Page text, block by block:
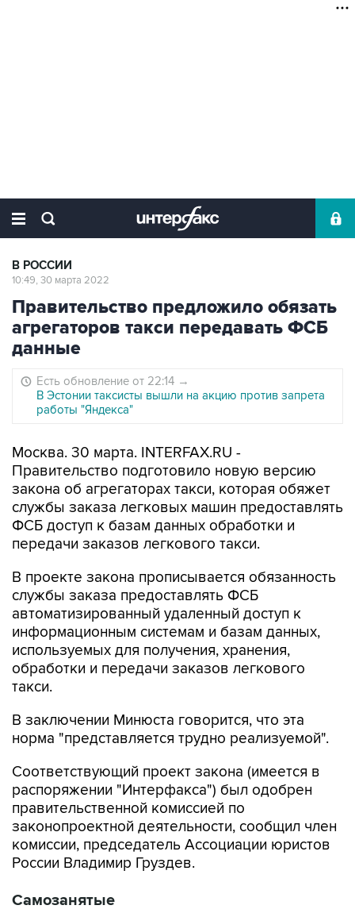
В РОССИИ
10:49, 30 марта 2022
Правительство предложило обязать
агрегаторов такси передавать ФСБ
данные
Есть обновление от 22:14 →
В Эстонии таксисты вышли на акцию против запрета
работы "Яндекса"
Москва. 30 марта. INTERFAX.RU -
Правительство подготовило новую версию
закона об агрегаторах такси, которая обяжет
службы заказа легковых машин предоставлять
ФСБ доступ к базам данных обработки и
передачи заказов легкового такси.
В проекте закона прописывается обязанность
службы заказа предоставлять ФСБ
автоматизированный удаленный доступ к
информационным системам и базам данных,
используемых для получения, хранения,
обработки и передачи заказов легкового
такси.
В заключении Минюста говорится, что эта
норма "представляется трудно реализуемой".
Соответствующий проект закона (имеется в
распоряжении "Интерфакса") был одобрен
правительственной комиссией по
законопроектной деятельности, сообщил член
комиссии, председатель Ассоциации юристов
России Владимир Груздев.
Самозанятые